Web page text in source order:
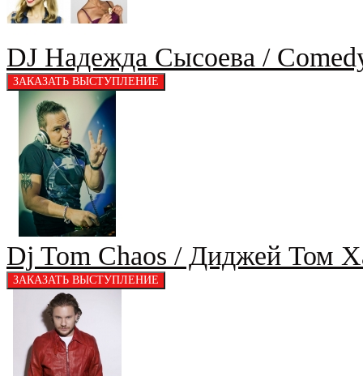
DJ Надежда Сысоева /
Dj Tom Chaos / Диджей Том